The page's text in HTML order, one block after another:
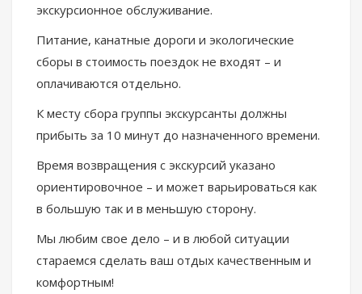
экскурсионное обслуживание.
Питание, канатные дороги и экологические
сборы в стоимость поездок не входят – и
оплачиваются отдельно.
К месту сбора группы экскурсанты должны
прибыть за 10 минут до назначенного времени.
Время возвращения с экскурсий указано
ориентировочное – и может варьироваться как
в большую так и в меньшую сторону.
Мы любим свое дело – и в любой ситуации
стараемся сделать ваш отдых качественным и
комфортным!